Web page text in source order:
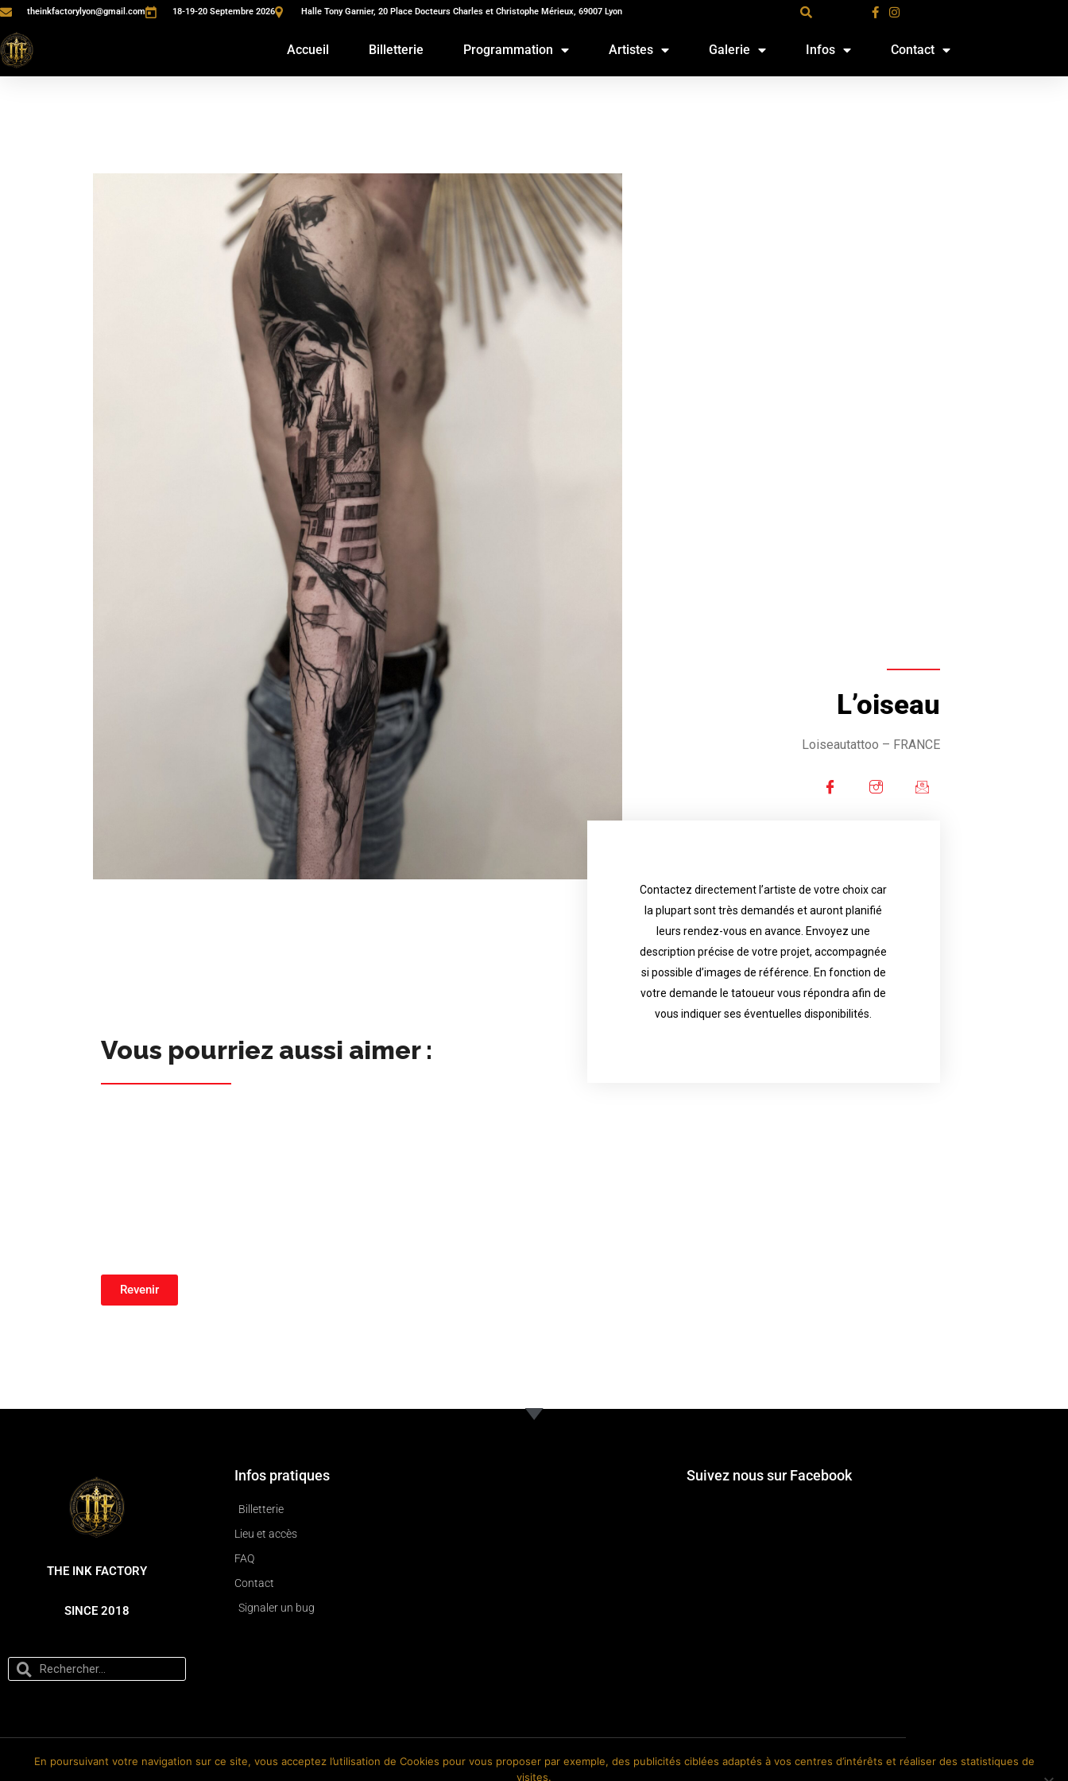
theinkfactorylyon@gmail.com 18-19-20 Septembre 2026 Halle Tony Garnier, 20 Place Docteurs Charles et Christophe Mérieux, 69007 Lyon
Accueil Billetterie Programmation Artistes Galerie Infos Contact
L’oiseau
Loiseautattoo – FRANCE
Contactez directement l’artiste de votre choix car
la plupart sont très demandés et auront planifié
leurs rendez-vous en avance. Envoyez une
description précise de votre projet, accompagnée
si possible d’images de référence. En fonction de
votre demande le tatoueur vous répondra afin de
vous indiquer ses éventuelles disponibilités.
Contact directly the artist of your choice because
most are in great demand and will have planned
their appointments in advance. Send an accurate
description of your project, if possible attached
with reference images. Depending your request,
the tattoo artist will answer to tell you his
availability.
Vous pourriez aussi aimer :
Revenir
THE INK FACTORY
SINCE 2018
Infos pratiques
Billetterie
Lieu et accès
FAQ
Contact
Signaler un bug
Suivez nous sur Facebook
En poursuivant votre navigation sur ce site, vous acceptez l’utilisation de Cookies pour vous proposer par exemple, des publicités ciblées adaptés à vos centres d’intérêts et réaliser des statistiques de
visites.